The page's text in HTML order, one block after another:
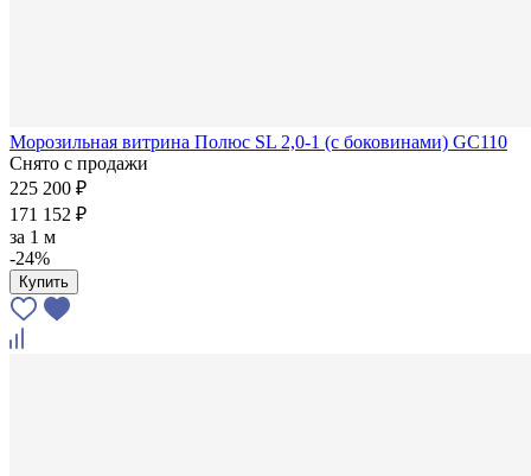
Морозильная витрина Полюс SL 2,0-1 (с боковинами) GC110
Снято с продажи
225 200 ₽
171 152 ₽
за 1 м
-24%
Купить